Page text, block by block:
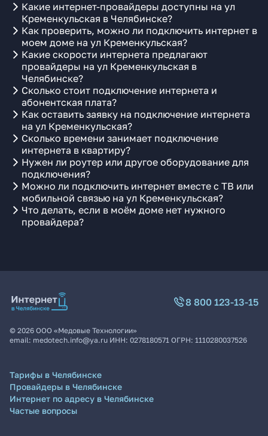
Какие интернет-провайдеры доступны на ул
Кременкульская в Челябинске?
Как проверить, можно ли подключить интернет в
моем доме на ул Кременкульская?
Какие скорости интернета предлагают
провайдеры на ул Кременкульская в
Челябинске?
Сколько стоит подключение интернета и
абонентская плата?
Как оставить заявку на подключение интернета
на ул Кременкульская?
Сколько времени занимает подключение
интернета в квартиру?
Нужен ли роутер или другое оборудование для
подключения?
Можно ли подключить интернет вместе с ТВ или
мобильной связью на ул Кременкульская?
Что делать, если в моём доме нет нужного
провайдера?
8 800 123-13-15
© 2026 ООО «Медовые Технологии»
email: medotech.info@ya.ru ИНН: 0278180571 ОГРН: 1110280037526
Тарифы в Челябинске
Провайдеры в Челябинске
Интернет по адресу в Челябинске
Частые вопросы